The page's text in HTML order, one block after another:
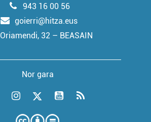
943 16 00 56
goierri@hitza.eus
Oriamendi, 32 – BEASAIN
Nor gara